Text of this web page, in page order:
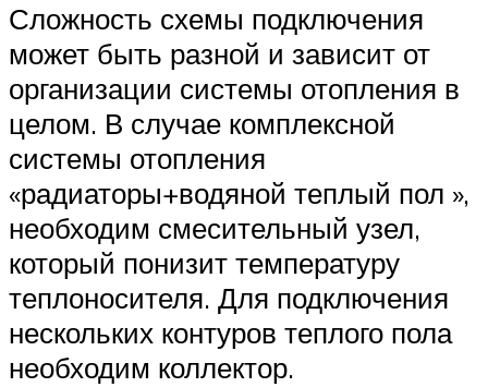
Сложность схемы подключения
может быть разной и зависит от
организации системы отопления в
целом. В случае комплексной
системы отопления
«радиаторы+водяной теплый пол »,
необходим смесительный узел,
который понизит температуру
теплоносителя. Для подключения
нескольких контуров теплого пола
необходим коллектор.